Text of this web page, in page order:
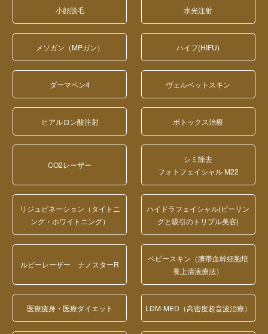
小顔脱毛 水光注射
メソガン（MPガン） ハイフ(HIFU)
ダーマペン4 ヴェルベットスキン
ヒアルロン酸注射 ボトックス治療
CO2レーザー
シミ除去
フォトフェイシャル M22
リジュビネーション（タイトニ
ング・ホワイトニング）
ハイドラフェイシャル(ピーリン
グと吸引のトリプル美容)
ルビーレーザー ナノスターR
ベビースキン（臍帯血幹細胞培
養上清液療法）
医療痩身・医療ダイエット LDM-MED（高密度超音波治療）